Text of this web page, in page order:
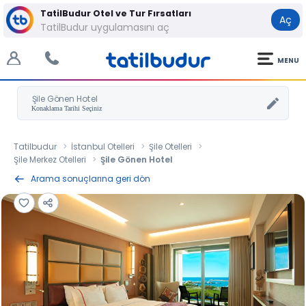
TatilBudur Otel ve Tur Fırsatları
TatilBudur uygulamasını aç
Aç
MENU
Şile Gönen Hotel
Tatilbudur İstanbul Otelleri
Şile Otelleri
Şile Merkez Otelleri
Şile Gönen Hotel
Arama sonuçlarına geri dön